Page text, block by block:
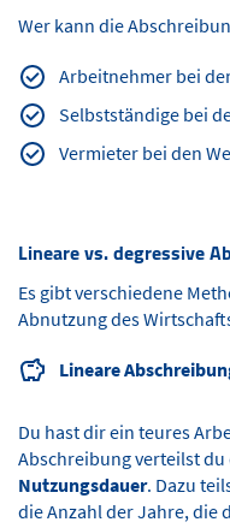
Wer kann die
Arbeitnehmer bei
Selbstständige bei
Vermieter bei den
Lineare vs. degressive
Es gibt verschiedene
Abnutzung des
Lineare
Du hast dir ein teures
Abschreibung verteilst du
Nutzungsdauer. Dazu
die Anzahl der Jahre, die